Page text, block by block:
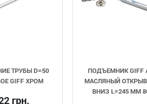
ПОДЪЕМНИК GIFF ALTO
МАСЛЯНЫЙ ОТКРЫВАНИЕ